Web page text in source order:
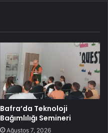
Bafra’da Teknoloji
Bağımlılığı Semineri
Ağustos 7, 2026